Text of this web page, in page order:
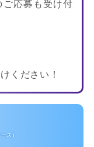
応募も受け付
ください！